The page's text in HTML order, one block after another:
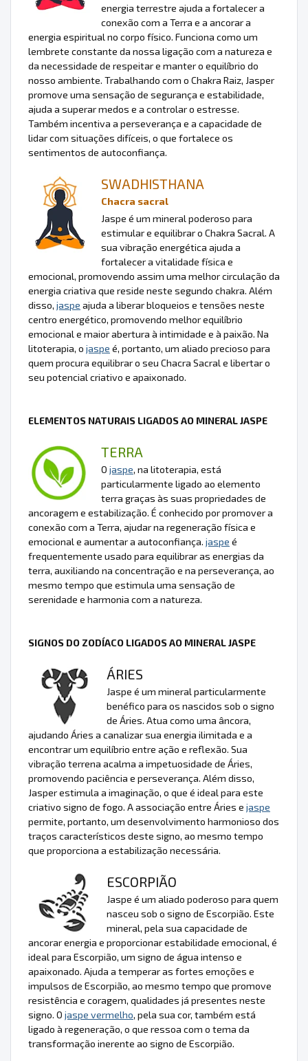
energia terrestre ajuda a fortalecer a
conexão com a Terra e a ancorar a
energia espiritual no corpo físico. Funciona como um
lembrete constante da nossa ligação com a natureza e
da necessidade de respeitar e manter o equilíbrio do
nosso ambiente. Trabalhando com o Chakra Raiz, Jasper
promove uma sensação de segurança e estabilidade,
ajuda a superar medos e a controlar o estresse.
Também incentiva a perseverança e a capacidade de
lidar com situações difíceis, o que fortalece os
sentimentos de autoconfiança.
SWADHISTHANA
Chacra sacral
Jaspe é um mineral poderoso para
estimular e equilibrar o Chakra Sacral. A
sua vibração energética ajuda a
fortalecer a vitalidade física e
emocional, promovendo assim uma melhor circulação da
energia criativa que reside neste segundo chakra. Além
disso, jaspe ajuda a liberar bloqueios e tensões neste
centro energético, promovendo melhor equilíbrio
emocional e maior abertura à intimidade e à paixão. Na
litoterapia, o jaspe é, portanto, um aliado precioso para
quem procura equilibrar o seu Chacra Sacral e libertar o
seu potencial criativo e apaixonado.
ELEMENTOS NATURAIS LIGADOS AO MINERAL JASPE
TERRA
O jaspe, na litoterapia, está
particularmente ligado ao elemento
terra graças às suas propriedades de
ancoragem e estabilização. É conhecido por promover a
conexão com a Terra, ajudar na regeneração física e
emocional e aumentar a autoconfiança. jaspe é
frequentemente usado para equilibrar as energias da
terra, auxiliando na concentração e na perseverança, ao
mesmo tempo que estimula uma sensação de
serenidade e harmonia com a natureza.
SIGNOS DO ZODÍACO LIGADOS AO MINERAL JASPE
ÁRIES
Jaspe é um mineral particularmente
benéfico para os nascidos sob o signo
de Áries. Atua como uma âncora,
ajudando Áries a canalizar sua energia ilimitada e a
encontrar um equilíbrio entre ação e reflexão. Sua
vibração terrena acalma a impetuosidade de Áries,
promovendo paciência e perseverança. Além disso,
Jasper estimula a imaginação, o que é ideal para este
criativo signo de fogo. A associação entre Áries e jaspe
permite, portanto, um desenvolvimento harmonioso dos
traços característicos deste signo, ao mesmo tempo
que proporciona a estabilização necessária.
ESCORPIÃO
Jaspe é um aliado poderoso para quem
nasceu sob o signo de Escorpião. Este
mineral, pela sua capacidade de
ancorar energia e proporcionar estabilidade emocional, é
ideal para Escorpião, um signo de água intenso e
apaixonado. Ajuda a temperar as fortes emoções e
impulsos de Escorpião, ao mesmo tempo que promove
resistência e coragem, qualidades já presentes neste
signo. O jaspe vermelho, pela sua cor, também está
ligado à regeneração, o que ressoa com o tema da
transformação inerente ao signo de Escorpião.